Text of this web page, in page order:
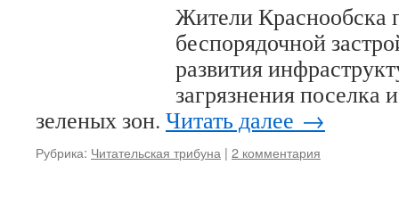
Жители Краснообска
беспорядочной
развития
загрязнения поселка
зеленых зон. Читать далее →
Рубрика: Читательская трибуна | 2 комментария